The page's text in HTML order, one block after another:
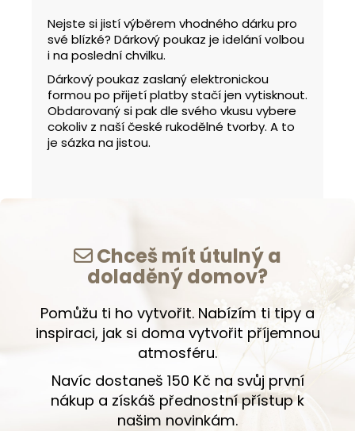
Nejste si jistí výběrem vhodného dárku pro
své blízké? Dárkový poukaz je idelání volbou
i na poslední chvilku.
Dárkový poukaz zaslaný elektronickou
formou po přijetí platby stačí jen vytisknout.
Obdarovaný si pak dle svého vkusu vybere
cokoliv z naší české rukodělné tvorby. A to
je sázka na jistou.
Chceš mít útulný a
doladěný domov?
Pomůžu ti ho vytvořit. Nabízím ti tipy a
inspiraci, jak si doma vytvořit příjemnou
atmosféru.
Navíc dostaneš 150 Kč na svůj první
nákup a získáš přednostní přístup k
našim novinkám.